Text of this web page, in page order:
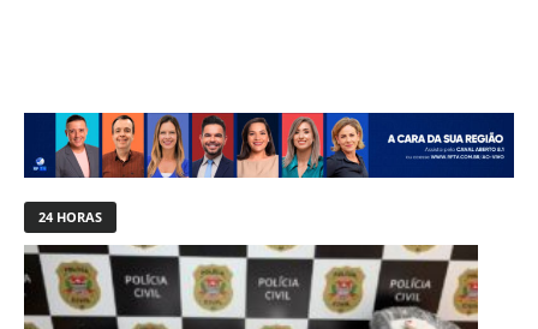
24 HORAS